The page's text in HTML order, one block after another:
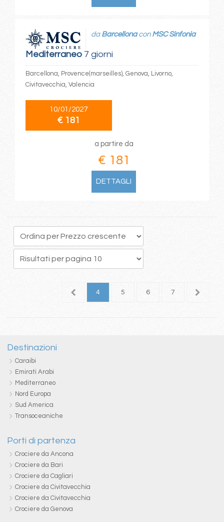
Mediterraneo7 giorni
da Barcellonacon MSC Sinfonia
Barcellona, Provence(marseilles), Genova, Livorno,
Civitavecchia, Valencia
10/01/2027
€ 181
a partire da
€ 181
DETTAGLI
3 4 5 6 7 8
Destinazioni
Caraibi
Emirati Arabi
Mediterraneo
Nord Europa
Sud America
Transoceaniche
Porti di partenza
Crociere da Ancona
Crociere da Bari
Crociere da Cagliari
Crociere da Civitavecchia
Crociere da Civitavecchia
Crociere da Genova